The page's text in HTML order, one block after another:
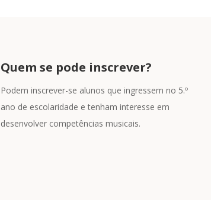
Quem se pode inscrever?
Podem inscrever-se alunos que ingressem no 5.º
ano de escolaridade e tenham interesse em
desenvolver competências musicais.